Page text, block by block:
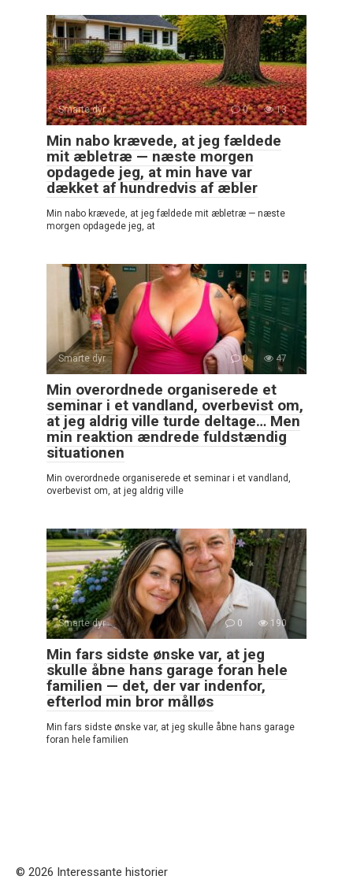
Smarte dyr 0 13
Min nabo krævede, at jeg fældede
mit æbletræ — næste morgen
opdagede jeg, at min have var
dækket af hundredvis af æbler
Min nabo krævede, at jeg fældede mit æbletræ — næste
morgen opdagede jeg, at
Smarte dyr 0 47
Min overordnede organiserede et
seminar i et vandland, overbevist om,
at jeg aldrig ville turde deltage… Men
min reaktion ændrede fuldstændig
situationen
Min overordnede organiserede et seminar i et vandland,
overbevist om, at jeg aldrig ville
Smarte dyr 0 190
Min fars sidste ønske var, at jeg
skulle åbne hans garage foran hele
familien — det, der var indenfor,
efterlod min bror målløs
Min fars sidste ønske var, at jeg skulle åbne hans garage
foran hele familien
© 2026 Interessante historier